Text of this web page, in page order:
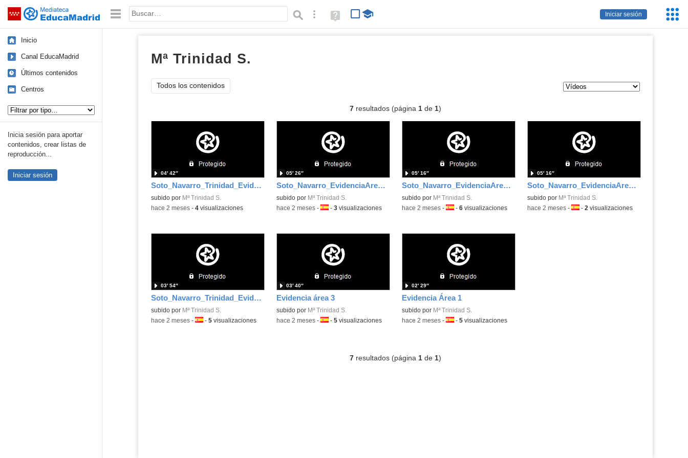
Saltar navegación
Iniciar sesión
Palabra o frase: Búsqueda avanzada
Ayuda
(en
Inicio
Canal EducaMadrid
Últimos contenidos
Centros
Inicia sesión para aportar
contenidos, crear listas de
reproducción...
Iniciar sesión
Mª Trinidad S.
Todos los contenidos
7resultados (página 1de 1)
Soto_Navarro_Trinidad_EvidenciaArea_6
subido por Mª Trinidad S.
04′ 42″
-hace 2 meses- 4visualizaciones
Soto_Navarro_EvidenciaArea_5
subido por Mª Trinidad S.
05′ 26″
-hace 2 meses- Idioma:
- 3visualizaciones
Soto_Navarro_EvidenciaArea_2
subido por Mª Trinidad S.
05′ 16″
-hace 2 meses- Idioma:
- 6visualizaciones
Soto_Navarro_EvidenciaArea_2
subido por Mª Trinidad S.
05′ 16″
-hace 2 meses- Idioma:
- 2 visualizaciones
Soto_Navarro_Trinidad_EvidenciaArea_4
subido por Mª Trinidad S.
03′ 54″
-hace 2 meses- Idioma:
- 5visualizaciones
Evidencia área 3
subido por Mª Trinidad S.
03′ 40″
-hace 2 meses- Idioma:
- 5visualizaciones
Evidencia Área 1
subido por Mª Trinidad S.
02′ 29″
-hace 2 meses- Idioma:
- 5visualizaciones
7resultados (página 1de 1)